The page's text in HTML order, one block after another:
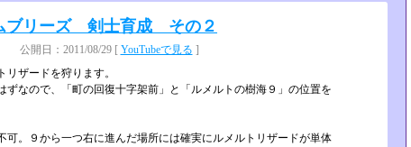
ブリーズ 剣士育成 その２
公開日：2011/08/29 [ YouTubeで見る ]
ザードを狩ります。
ずなので、「町の回復十字架前」と「ルメル­トの樹海９」の位置を
可。９から一つ右に進んだ場所には確実にル­メルトリザードが単体